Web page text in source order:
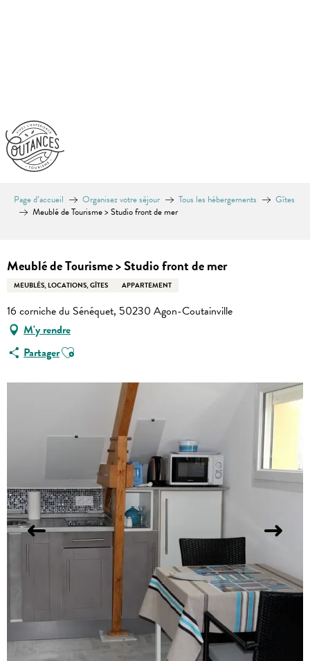
Page d’accueil Organisez votre séjour Tous les hébergements
Gîtes
Meublé de Tourisme > Studio front de mer
Meublé de Tourisme > Studio front de mer
MEUBLÉS, LOCATIONS, GÎTES APPARTEMENT
16 corniche du Sénéquet, 50230 Agon-Coutainville
M'y rendre
PartagerAjouter aux favoris